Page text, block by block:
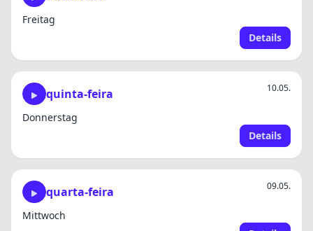
Freitag
Details
quinta-feira 10.05.
Donnerstag
Details
quarta-feira 09.05.
Mittwoch